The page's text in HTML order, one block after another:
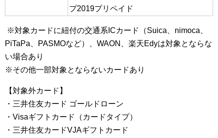
プ2019プリペイド
※対象カードに紐付の交通系ICカード（Suica、nimoca、
PiTaPa、PASMOなど）、WAON、楽天Edyは対象とならな
い場合あり
※その他一部対象とならないカードあり
【対象外カード】
・三井住友カード ゴールドローン
・Visaギフトカード（カードタイプ）
・三井住友カードVJAギフトカード